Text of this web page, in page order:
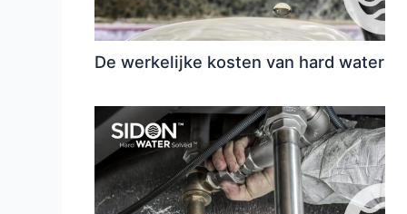
De werkelijke kosten van hard water